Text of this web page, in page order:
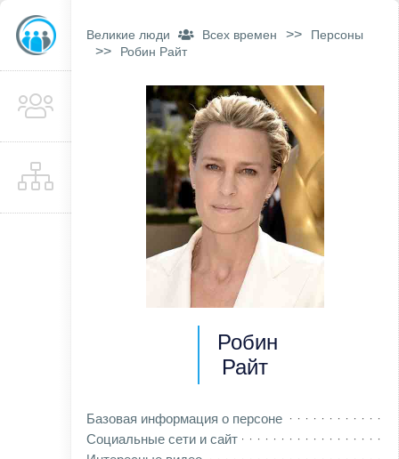
Великие люди Всех времен >> Персоны
>> Робин Райт
Робин
Райт
Базовая информация о персоне
Социальные сети и сайт